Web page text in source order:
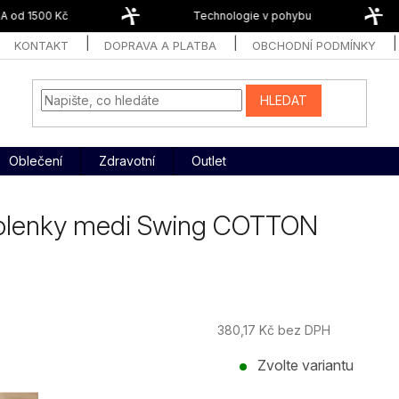
od 1500 Kč Technologie v pohybu
KONTAKT DOPRAVA A PLATBA OBCHODNÍ PODMÍNKY
HLEDAT
Oblečení Zdravotní Outlet
medi Swing COTTON
380,17 Kč bez DPH
cena:
Zvolte variantu